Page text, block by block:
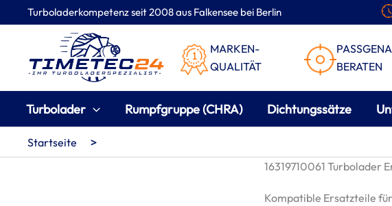
Turboladerkompetenz seit 2008 aus Falkensee bei Berlin
MARKEN-
QUALITÄT
BERATEN
Turbolader Rumpfgruppe (CHRA) Dichtungssätze
Inhalt
Startseite >
16319710061 Turbolader
Kompatible Ersatzteile